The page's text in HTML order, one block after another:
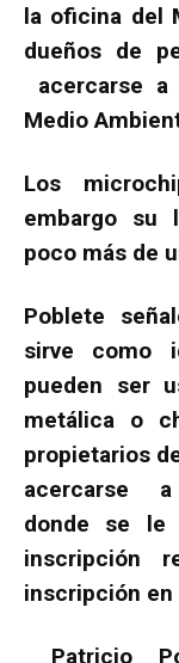
la oficina del
dueños de
acercarse
Medio
Los
embargo su
poco más de
Poblete
sirve como
pueden ser
metálica o
propietarios
acercarse a
donde se le
inscripción
inscripción
Patricio